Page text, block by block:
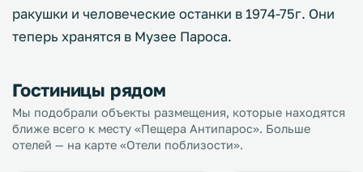
ракушки и человеческие останки в 1974-75г. Они
теперь хранятся в Музее Пароса.
Гостиницы рядом
Мы подобрали объекты размещения, которые находятся
ближе всего к месту «Пещера Антипарос». Больше
отелей — на карте «Отели поблизости».